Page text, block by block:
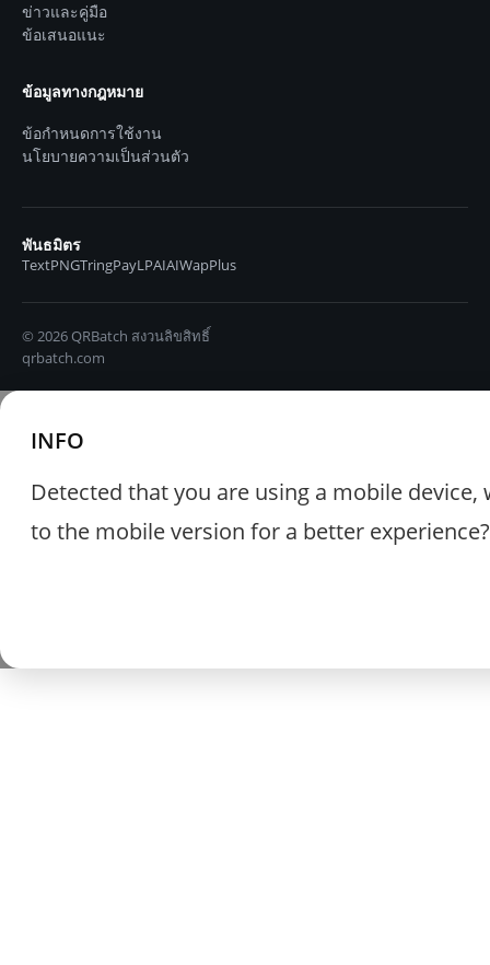
ข่าวและคู่มือ
ข้อเสนอแนะ
ข้อมูลทางกฎหมาย
ข้อกำหนดการใช้งาน
นโยบายความเป็นส่วนตัว
พันธมิตร
TextPNGTringPayLPAIAIWapPlus
© 2026 QRBatch สงวนลิขสิทธิ์
qrbatch.com
INFO
Detected that you are using a mobile
to the mobile version for a better experience?